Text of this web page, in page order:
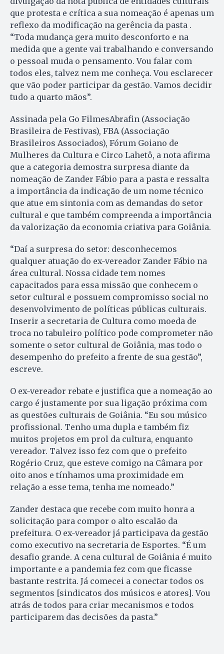
que protesta e crítica a sua nomeação é apenas um
reflexo da modificação na gerência da pasta .
“Toda mudança gera muito desconforto e na
medida que a gente vai trabalhando e conversando
o pessoal muda o pensamento. Vou falar com
todos eles, talvez nem me conheça. Vou esclarecer
que vão poder participar da gestão. Vamos decidir
tudo a quarto mãos”.
Assinada pela Go FilmesAbrafin (Associação
Brasileira de Festivas), FBA (Associação
Brasileiros Associados), Fórum Goiano de
Mulheres da Cultura e Circo Lahetô, a nota afirma
que a categoria demostra surpresa diante da
nomeação de Zander Fábio para a pasta e ressalta
a importância da indicação de um nome técnico
que atue em sintonia com as demandas do setor
cultural e que também compreenda a importância
da valorização da economia criativa para Goiânia.
“Daí a surpresa do setor: desconhecemos
qualquer atuação do ex-vereador Zander Fábio na
área cultural. Nossa cidade tem nomes
capacitados para essa missão que conhecem o
setor cultural e possuem compromisso social no
desenvolvimento de políticas públicas culturais.
Inserir a secretaria de Cultura como moeda de
troca no tabuleiro político pode comprometer não
somente o setor cultural de Goiânia, mas todo o
desempenho do prefeito a frente de sua gestão”,
escreve.
O ex-vereador rebate e justifica que a nomeação ao
cargo é justamente por sua ligação próxima com
as questões culturais de Goiânia. “Eu sou músico
profissional. Tenho uma dupla e também fiz
muitos projetos em prol da cultura, enquanto
vereador. Talvez isso fez com que o prefeito
Rogério Cruz, que esteve comigo na Câmara por
oito anos e tínhamos uma proximidade em
relação a esse tema, tenha me nomeado.”
Zander destaca que recebe com muito honra a
solicitação para compor o alto escalão da
prefeitura. O ex-vereador já participava da gestão
como executivo na secretaria de Esportes. “É um
desafio grande. A cena cultural de Goiânia é muito
importante e a pandemia fez com que ficasse
bastante restrita. Já comecei a conectar todos os
segmentos [sindicatos dos músicos e atores]. Vou
atrás de todos para criar mecanismos e todos
participarem das decisões da pasta.”